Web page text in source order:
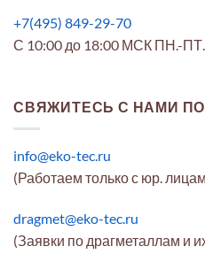
+7(495) 849-29-70
С 10:00 до 18:00 МСК ПН.-ПТ.
СВЯЖИТЕСЬ С НАМИ
info@eko-tec.ru
(Работаем только с юр.
dragmet@eko-tec.ru
(Заявки по драгметаллам и